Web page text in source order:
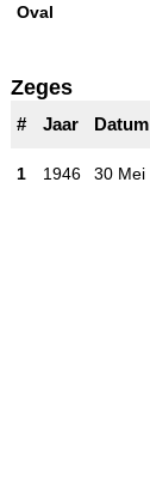
Oval
Zeges
# Jaar Datum
1 1946 30 Mei